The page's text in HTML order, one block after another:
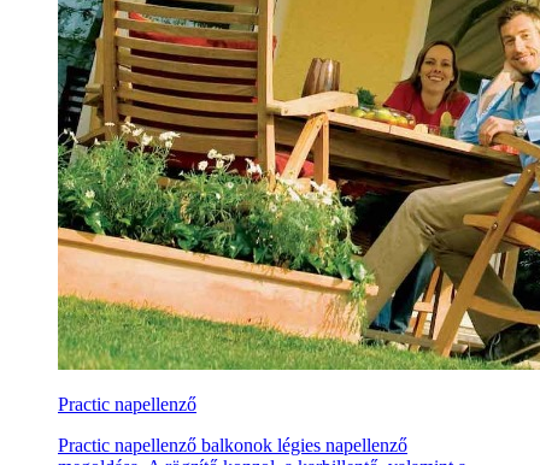
Practic napellenző
Practic napellenző balkonok légies napellenző